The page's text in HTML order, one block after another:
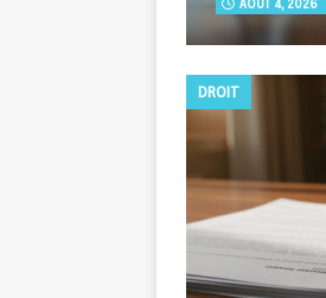
AOÛT 4, 2026
DROIT